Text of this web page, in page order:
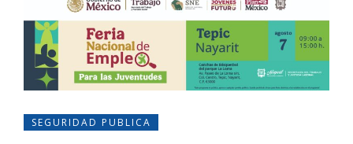
SEGURIDAD PUBLICA